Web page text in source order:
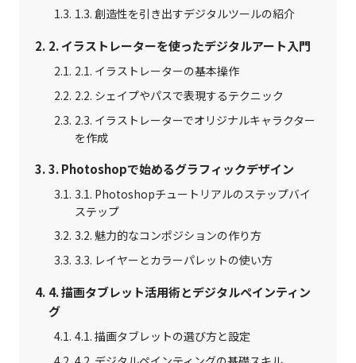
1.3. 創造性を引き出すデジタルツールの紹介
2. イラストレーターを使ったデジタルアート入門
2.1. イラストレーターの基本操作
2.2. シェイプやパスで表現するテクニック
2.3. イラストレーターでオリジナルキャラクター
を作成
3. Photoshopで始めるグラフィックデザイン
3.1. Photoshopチュートリアルのステップバイ
ステップ
3.2. 魅力的なコンポジションの作り方
3.3. レイヤーとカラーパレットの使い方
4. 描画タブレット活用術とデジタルペインティン
グ
4.1. 描画タブレットの選び方と設定